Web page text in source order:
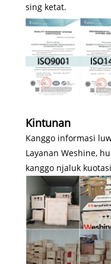
sing ketat.
Kintunan
Kanggo informasi
Layanan Weshine,
kanggo njaluk